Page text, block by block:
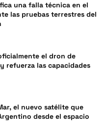
una falla técnica en el
las pruebas terrestres del
el dron de
refuerza las capacidades
el nuevo satélite que
desde el espacio